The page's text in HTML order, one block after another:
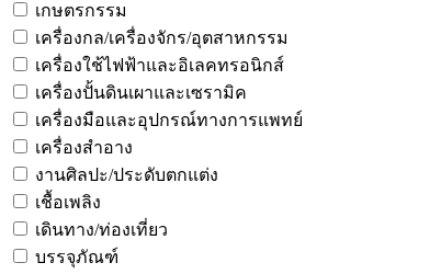
เกษตรกรรม
เครื่องกล/เครื่องจักร/อุตสาหกรรม
เครื่องใช้ไฟฟ้าและอิเลคทรอนิกส์
เครื่องปั้นดินเผาและเซรามิค
เครื่องมือและอุปกรณ์ทางการแพทย์
เครื่องสำอาง
งานศิลปะ/ประดับตกแต่ง
เชื้อเพลิง
เดินทาง/ท่องเที่ยว
บรรจุภัณฑ์